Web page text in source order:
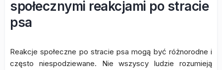
społecznymi reakcjami po stracie
psa
Reakcje społeczne po stracie psa mogą być różnorodne i
często niespodziewane. Nie wszyscy ludzie rozumieją